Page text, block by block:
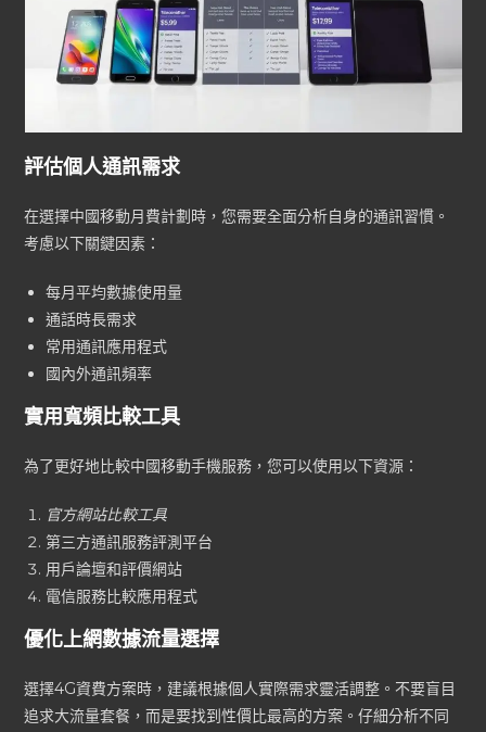
評估個人通訊需求
在選擇中國移動月費計劃時，您需要全面分析自身的通訊習慣。
考慮以下關鍵因素：
每月平均數據使用量
通話時長需求
常用通訊應用程式
國內外通訊頻率
實用寬頻比較工具
為了更好地比較中國移動手機服務，您可以使用以下資源：
官方網站比較工具
第三方通訊服務評測平台
用戶論壇和評價網站
電信服務比較應用程式
優化上網數據流量選擇
選擇4G資費方案時，建議根據個人實際需求靈活調整。不要盲目
追求大流量套餐，而是要找到性價比最高的方案。仔細分析不同